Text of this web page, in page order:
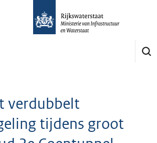
verdubbelt
tijdens groot